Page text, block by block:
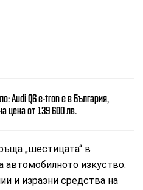
Audi Q6 e-tron е в България,
цена от 139 600 лв.
„шестицата“ в
автомобилното изкуство.
и изразни средства на